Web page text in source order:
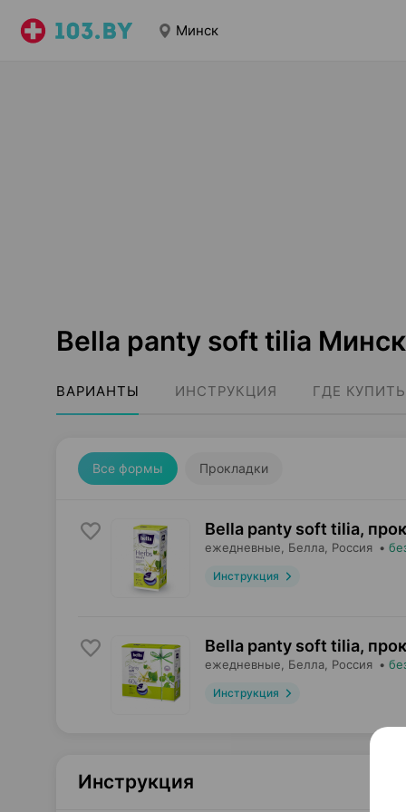
Минск
Bella panty soft tilia Минск
ВАРИАНТЫ ИНСТРУКЦИЯ ГДЕ КУПИТЬ
Все формы Прокладки
Bella panty soft tilia,
ежедневные, Белла , Россия •
Инструкция
Bella panty soft tilia,
ежедневные, Белла , Россия •
Инструкция
Инструкция